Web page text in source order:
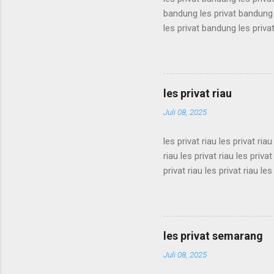
bandung les privat
les privat bandung les
bandung les privat
les privat bandung les
bandung les privat
les privat riau
Juli 08, 2025
les privat riau les privat
riau les privat riau les
privat riau les privat riau
privat riau les privat riau
les privat riau les privat
les privat semarang
Juli 08, 2025